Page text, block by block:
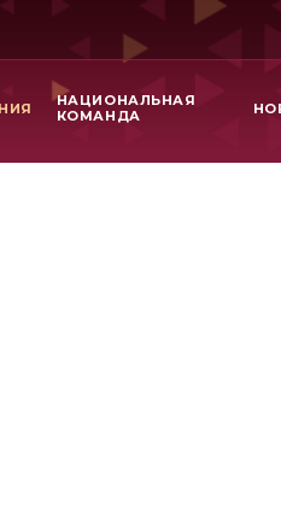
НАЦИОНАЛЬНАЯ
КОМАНДА